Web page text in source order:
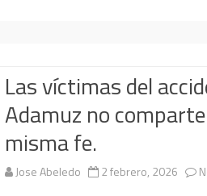
Las víctimas del
Adamuz no
misma fe.
Jose Abeledo 2 febrero, 2026